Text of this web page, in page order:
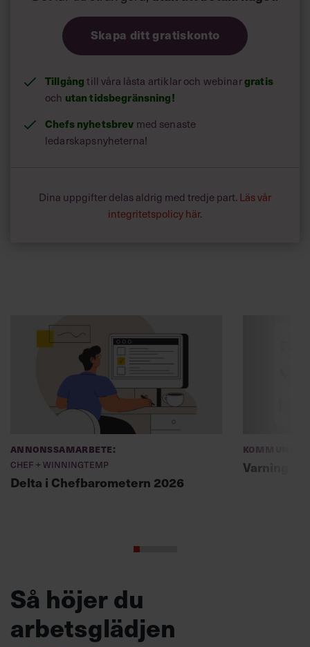
Skapa ditt gratiskonto
Tillgångtill våra låsta artiklar och webinargratis
och utan tidsbegränsning!
Chefs nyhetsbrev med senaste
ledarskapsnyheterna!
Dina uppgifter delas aldrig med tredje part. Läs vår
integritetspolicy här.
Annonssamarbete:
Chef + Winningtemp
Delta i Chefbarometern 2026
Varning
Så höjer du
arbetsglädjen